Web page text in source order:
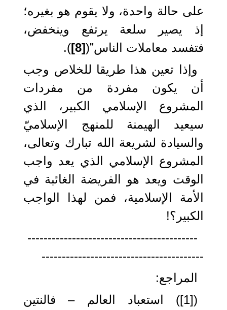
على حالة واحدة، ولا يقوم هو بغيره؛
إذ يصير سلعة يرتفع وينخفض،
فتفسد معاملات الناس”([8]
).
وإذا تعين هذا طريقا للخلاص وجب
أن يكون مفردة من مفردات
المشروع الإسلامي الكبير، الذي
سيعيد الهيمنة للمنهج الإسلاميّ
والسيادة لشريعة الله تبارك وتعالى،
المشروع الإسلامي الذي يعد واجب
الوقت ويعد هو الفريضة الغائبة في
الأمة الإسلامية، فمن لهذا الواجب
الكبير؟!
------------------------------------------
----------------------------------------
المراجع:
([1]) استعباد العالم – فالنتين